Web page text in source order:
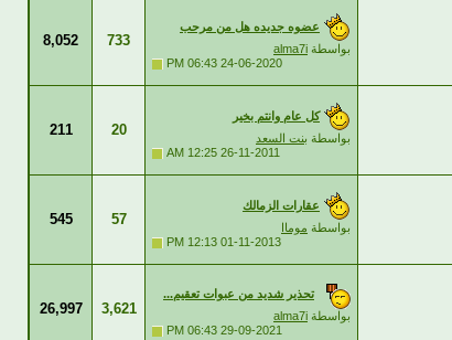
عضوه جديده هل من مرحب
بواسطة alma7i
24-06-2020
06:43 PM
733
8,052
كل عام وانتم بخير
بواسطة بنت السعد
26-11-2011
12:25 AM
20
211
عقارات الزمالك
بواسطة موماا
01-11-2013
12:13 PM
57
545
تحذير شديد من عبوات تعقيم...
بواسطة alma7i
29-09-2021
06:43 PM
3,621
26,997